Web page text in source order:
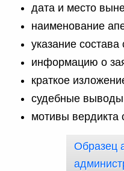
дата и место
наименование
указание состава
информацию о
краткое
судебные
мотивы вердикта
Образец